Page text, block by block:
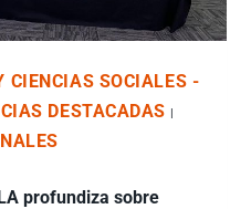
CIENCIAS SOCIALES -
DESTACADAS |
profundiza sobre